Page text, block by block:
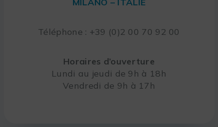
Téléphone : +39 (0)2 00 70 92 00
Horaires d’ouverture
Lundi au jeudi de 9h à 18h
Vendredi de 9h à 17h